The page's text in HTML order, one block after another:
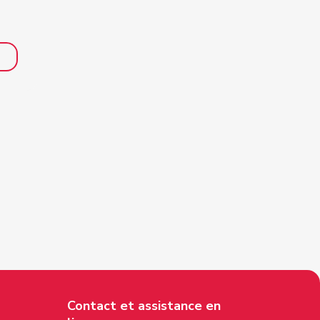
Contact et assistance en